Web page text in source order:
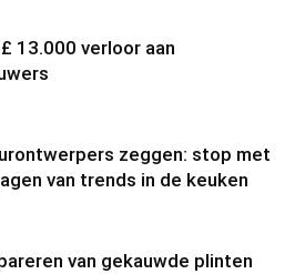
13.000 verloor aan
zeggen: stop met
van trends in de keuken
van gekauwde plinten